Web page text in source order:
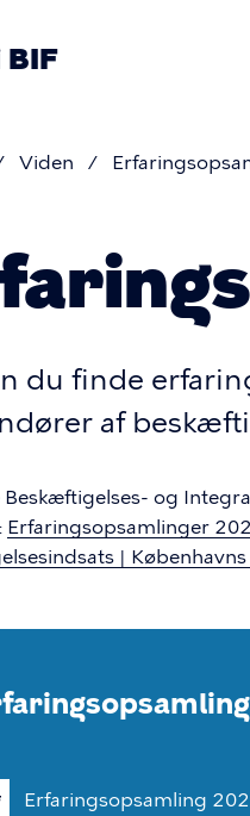
BIF
Viden
du finde
af
Beskæftigelses- og
Erfaringsopsamlinger
|
Erfaringsopsamling